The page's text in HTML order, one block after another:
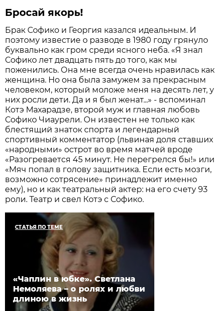
Бросай якорь!
Брак Софико и Георгия казался идеальным. И
поэтому известие о разводе в 1980 году грянуло
буквально как гром среди ясного неба. «Я знал
Софико лет двадцать пять до того, как мы
поженились. Она мне всегда очень нравилась как
женщина. Но она была замужем за прекрасным
человеком, который моложе меня на десять лет, у
них росли дети. Да и я был женат...» - вспоминал
Котэ Махарадзе, второй муж и главная любовь
Софико Чиаурели. Он известен не только как
блестящий знаток спорта и легендарный
спортивный комментатор (львиная доля ставших
«народными» острот во время матчей вроде
«Разогревается 45 минут. Не перегрелся бы!» или
«Мяч попал в голову защитника. Если есть мозги,
возможно сотрясение» принадлежит именно
ему), но и как театральный актер: на его счету 93
роли. Театр и свел Котэ с Софико.
СТАТЬЯ ПО ТЕМЕ
«Чаплин в юбке». Светлана
Немоляева – о ролях и любви
длиною в жизнь